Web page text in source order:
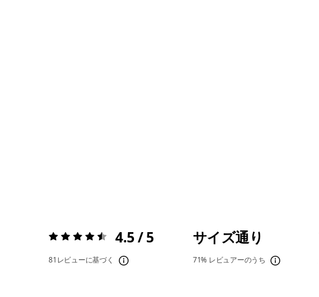
評価:4.5 / 5 4.5 / 5
81レビューに基づく
サイズ通り
71% レビュアーのうち